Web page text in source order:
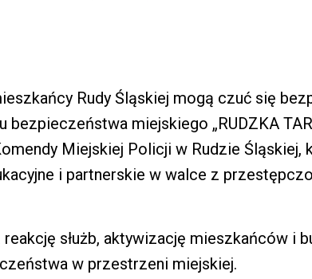
Rudy Śląskiej mogą czuć się
miejskiego „RUDZKA
Miejskiej Policji w Rudzie Śląskiej,
i partnerskie w walce z
służb, aktywizację mieszkańców i
w przestrzeni miejskiej.